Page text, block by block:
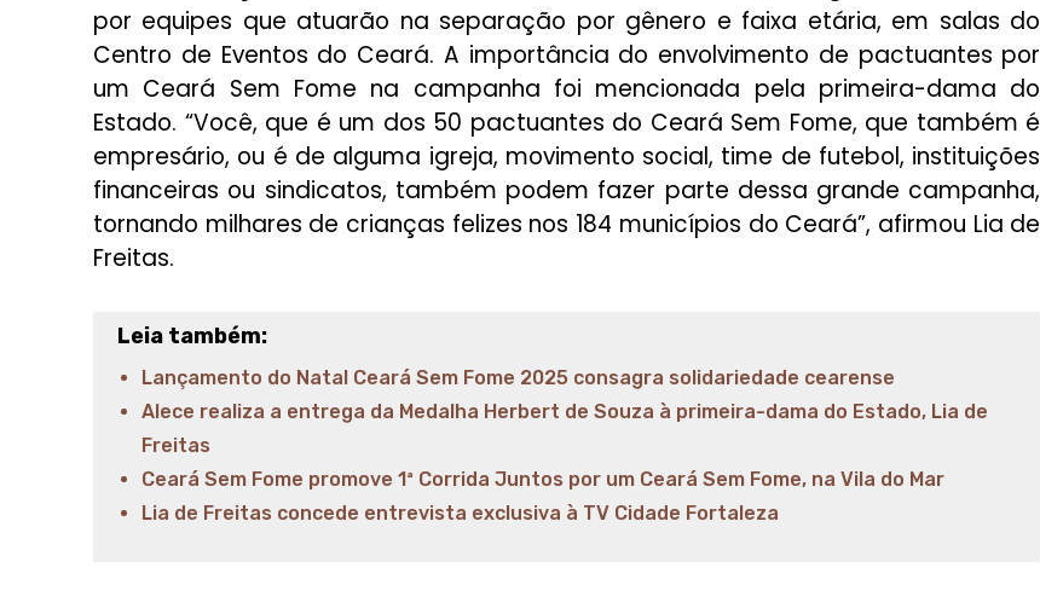
por equipes que atuarão na separação por gênero e faixa etária, em salas do
Centro de Eventos do Ceará. A importância do envolvimento de pactuantes por
um Ceará Sem Fome na campanha foi mencionada pela primeira-dama do
Estado. “Você, que é um dos 50 pactuantes do Ceará Sem Fome, que também é
empresário, ou é de alguma igreja, movimento social, time de futebol, instituições
financeiras ou sindicatos, também podem fazer parte dessa grande campanha,
tornando milhares de crianças felizes nos 184 municípios do Ceará”, afirmou Lia de
Freitas.
Leia também:
Lançamento do Natal Ceará Sem Fome 2025 consagra solidariedade cearense
Alece realiza a entrega da Medalha Herbert de Souza à primeira-dama do Estado, Lia de
Freitas
Ceará Sem Fome promove 1ª Corrida Juntos por um Ceará Sem Fome, na Vila do Mar
Lia de Freitas concede entrevista exclusiva à TV Cidade Fortaleza